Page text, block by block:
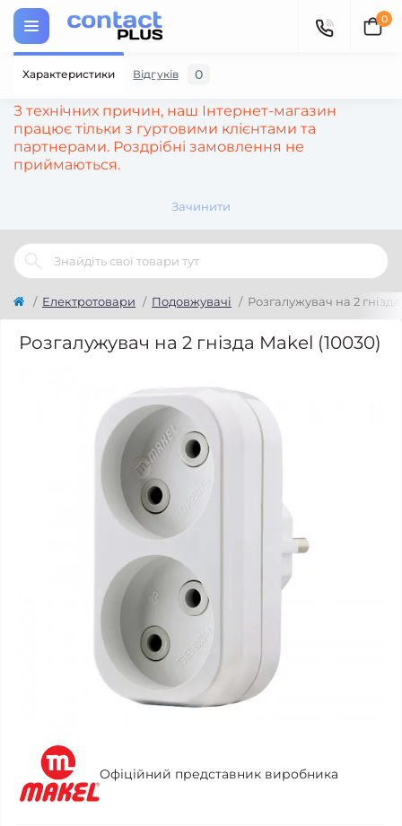
З технічних причин, наш Інтернет-магазин
працює тільки з гуртовими клієнтами та
партнерами. Роздрібні замовлення не
приймаються.
Зачинити
0
Електротовари Подовжувачі Розгалужувач на 2
Розгалужувач на 2 гнізда Makel (10030)
Офіційний представник виробника
Характеристики Відгуків 0